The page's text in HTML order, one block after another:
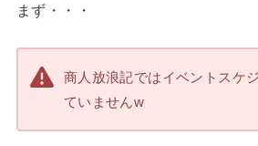
まず・・・
商人放浪記ではイベントスケ
ていませんw